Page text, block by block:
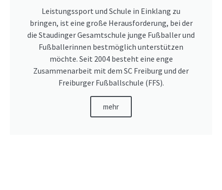
Leistungssport und Schule in Einklang zu
bringen, ist eine große Herausforderung, bei der
die Staudinger Gesamtschule junge Fußballer und
Fußballerinnen bestmöglich unterstützen
möchte. Seit 2004 besteht eine enge
Zusammenarbeit mit dem SC Freiburg und der
Freiburger Fußballschule (FFS).
mehr